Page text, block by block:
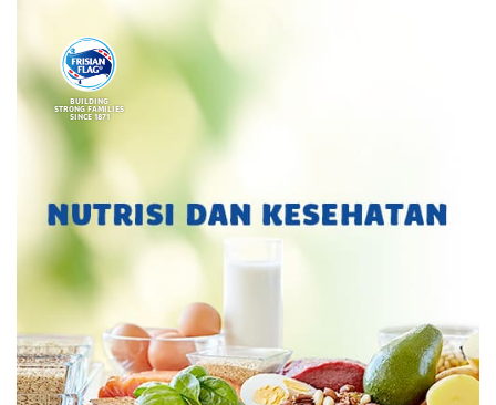
BUILDING
STRONG FAMILIES
SINCE 1871